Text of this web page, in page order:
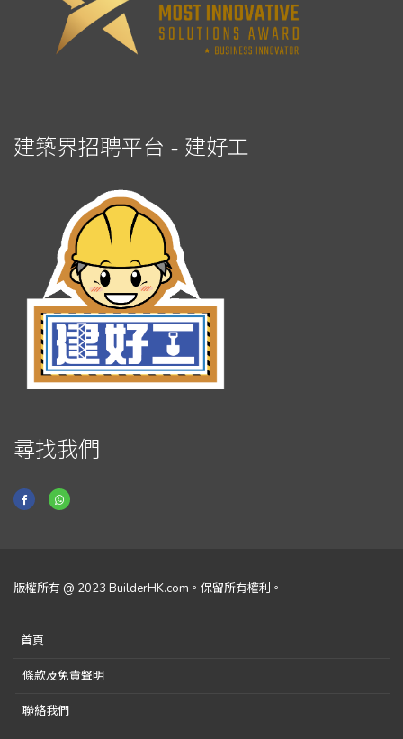
建築界招聘平台 - 建好工
尋找我們
版權所有 @ 2023 BuilderHK.com。保留所有權利。
首頁
條款及免責聲明
聯絡我們